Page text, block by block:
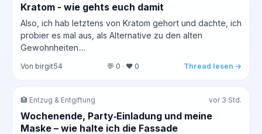
Kratom - wie gehts euch damit
Also, ich hab letztens von Kratom gehort und dachte, ich
probier es mal aus, als Alternative zu den alten
Gewohnheiten....
Von birgit54 💬 0 · ❤️ 0 Thread lesen →
🏥 Entzug & Entgiftung vor 3 Std.
Wochenende, Party‑Einladung und meine
Maske – wie halte ich die Fassade